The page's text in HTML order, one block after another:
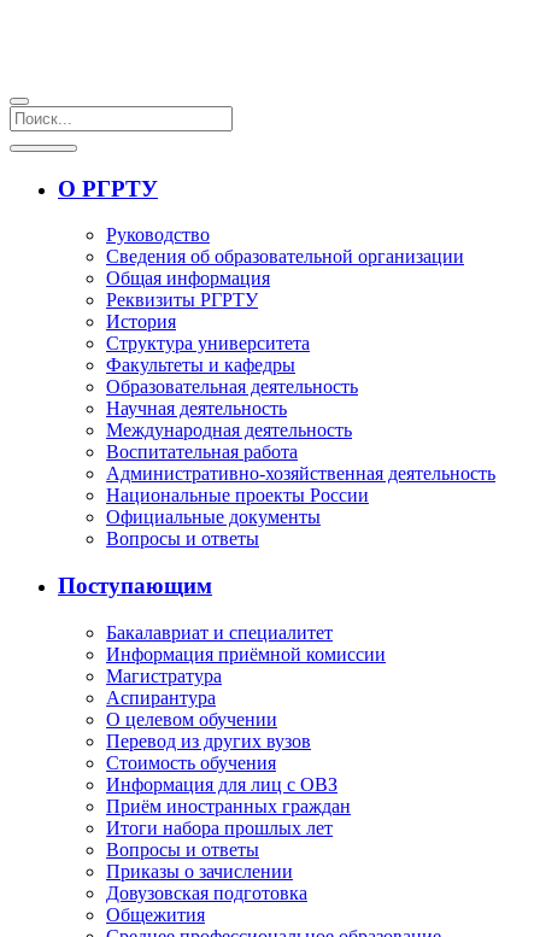
О РГРТУ
Руководство
Сведения об образовательной организации
Общая информация
Реквизиты РГРТУ
История
Структура университета
Факультеты и кафедры
Образовательная деятельность
Научная деятельность
Международная деятельность
Воспитательная работа
Административно-хозяйственная деятельность
Национальные проекты России
Официальные документы
Вопросы и ответы
Поступающим
Бакалавриат и специалитет
Информация приёмной комиссии
Магистратура
Аспирантура
О целевом обучении
Перевод из других вузов
Стоимость обучения
Информация для лиц с ОВЗ
Приём иностранных граждан
Итоги набора прошлых лет
Вопросы и ответы
Приказы о зачислении
Довузовская подготовка
Общежития